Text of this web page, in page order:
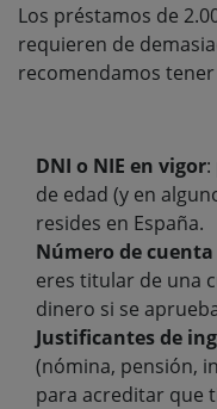
Los préstamos de
requieren de
recomendamos
DNI o NIE en vigor
de edad (y en
resides en España.
Número de
eres titular de una
dinero si se
Justificantes de
(nómina, pensión,
para acreditar que